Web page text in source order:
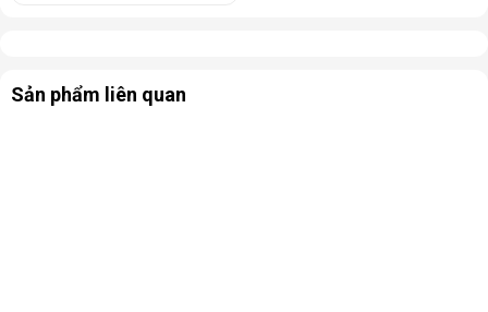
Sản phẩm liên quan